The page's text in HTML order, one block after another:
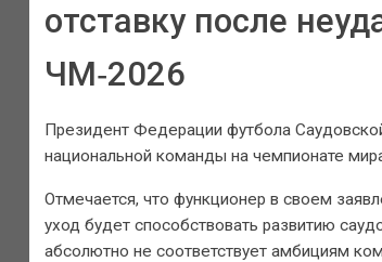
отставку после
ЧМ‑2026
Президент Федерации футбола
национальной команды на чемпионате
Отмечается, что функционер в своем
уход будет способствовать развитию
абсолютно не соответствует амбициям